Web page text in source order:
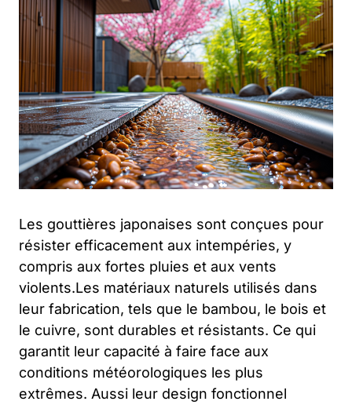
Les gouttières japonaises sont conçues pour
résister efficacement aux intempéries, y
compris aux fortes pluies et aux vents
violents.Les matériaux naturels utilisés dans
leur fabrication, tels que le bambou, le bois et
le cuivre, sont durables et résistants. Ce qui
garantit leur capacité à faire face aux
conditions météorologiques les plus
extrêmes. Aussi leur design fonctionnel